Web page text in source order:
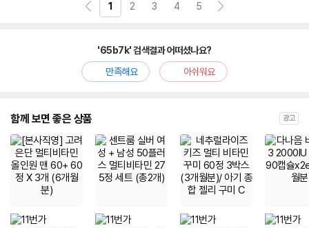
1 2 3 4 5
'65b7k' 검색결과 어떠셨나요?
만족해요
아쉬워요
함께 보면 좋은 상품 광고